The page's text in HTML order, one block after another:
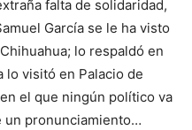
falta de solidaridad,
García se le ha visto
lo respaldó en
lo visitó en Palacio de
el que ningún político va
un pronunciamiento…